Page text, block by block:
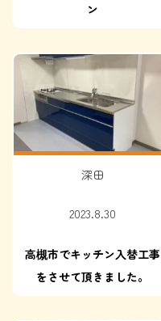
ン
深田
2023.8.30
高槻市でキッチン入替工事
をさせて頂きました。